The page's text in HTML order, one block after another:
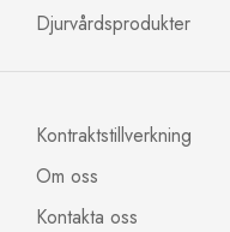
Djurvårdsprodukter
Kontraktstillverkning
Om oss
Kontakta oss